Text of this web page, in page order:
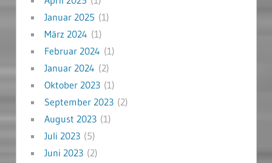
Januar 2025 (1)
März 2024 (1)
Februar 2024 (1)
Januar 2024 (2)
Oktober 2023(1)
September 2023(2)
August 2023(1)
Juli 2023(5)
Juni 2023(2)